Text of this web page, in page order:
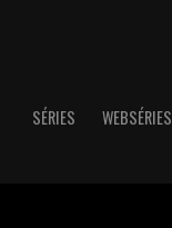
SÉRIES WEBSÉRIES